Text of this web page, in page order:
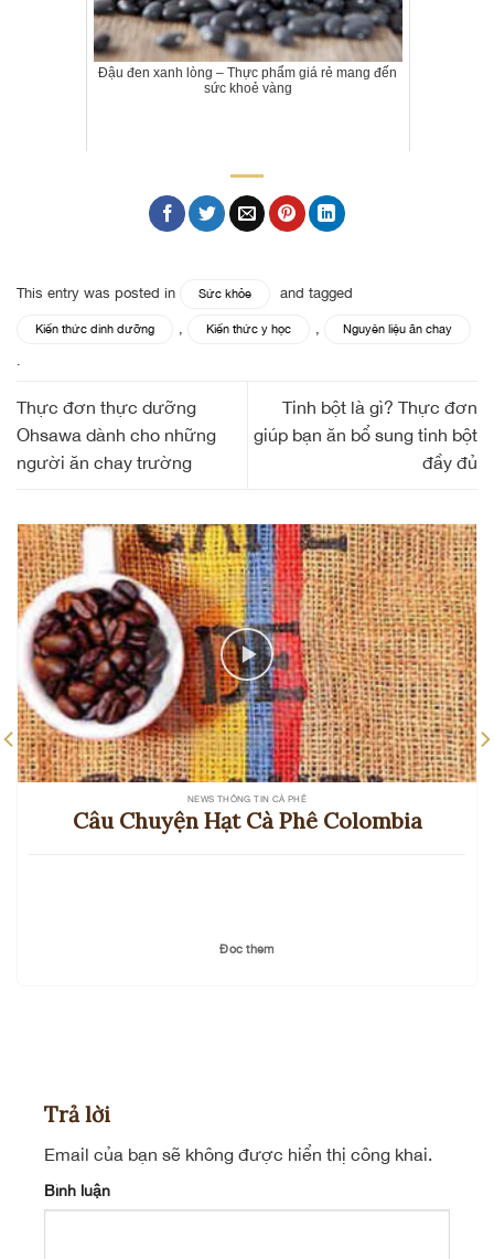
Đậu đen xanh lòng – Thực phẩm giá rẻ mang đến
sức khoẻ vàng
This entry was posted in Sức khỏe and tagged
Kiến thức dinh dưỡng , Kiến thức y học , Nguyên liệu ăn chay
.
Thực đơn thực dưỡng
Ohsawa dành cho những
người ăn chay trường
Tinh bột là gì? Thực đơn
giúp bạn ăn bổ sung tinh bột
đầy đủ
NEWS THÔNG TIN CÀ PHÊ
Câu Chuyện Hạt Cà Phê Colombia
Đọc thêm
Trả lời
Email của bạn sẽ không được hiển thị công khai.
Bình luận